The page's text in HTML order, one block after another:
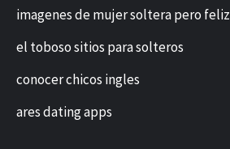
imagenes de mujer soltera pero feliz
el toboso sitios para solteros
conocer chicos ingles
ares dating apps